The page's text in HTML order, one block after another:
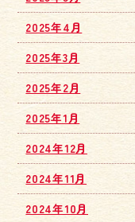
2025年4月
2025年3月
2025年2月
2025年1月
2024年12月
2024年11月
2024年10月